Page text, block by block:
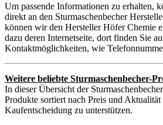
Um passende Informationen zu erhalten,
direkt an den Sturmaschenbecher
können wir den Hersteller Höfer Chemie
dazu deren Internetseite, dort finden Sie
Kontaktmöglichkeiten, wie
Weitere beliebte Sturmaschenbecher-
In dieser Übersicht der
Produkte sortiert nach Preis und
Kaufentscheidung zu unterstützen.